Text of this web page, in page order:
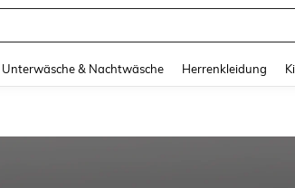
Unterwäsche & Nachtwäsche Herrenkleidung